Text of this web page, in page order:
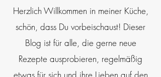
Herzlich Willkommen in meiner Küche,
schön, dass Du vorbeischaust! Dieser
Blog ist für alle, die gerne neue
Rezepte ausprobieren, regelmäßig